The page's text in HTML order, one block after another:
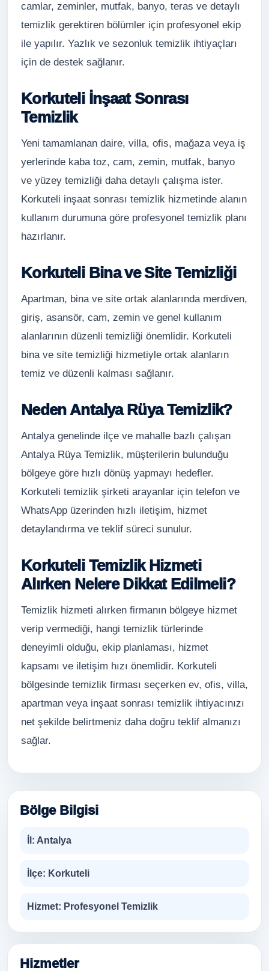
camlar, zeminler, mutfak, banyo, teras ve detaylı
temizlik gerektiren bölümler için profesyonel ekip
ile yapılır. Yazlık ve sezonluk temizlik ihtiyaçları
için de destek sağlanır.
Korkuteli İnşaat Sonrası
Temizlik
Yeni tamamlanan daire, villa, ofis, mağaza veya iş
yerlerinde kaba toz, cam, zemin, mutfak, banyo
ve yüzey temizliği daha detaylı çalışma ister.
Korkuteli inşaat sonrası temizlik hizmetinde alanın
kullanım durumuna göre profesyonel temizlik planı
hazırlanır.
Korkuteli Bina ve Site Temizliği
Apartman, bina ve site ortak alanlarında merdiven,
giriş, asansör, cam, zemin ve genel kullanım
alanlarının düzenli temizliği önemlidir. Korkuteli
bina ve site temizliği hizmetiyle ortak alanların
temiz ve düzenli kalması sağlanır.
Neden Antalya Rüya Temizlik?
Antalya genelinde ilçe ve mahalle bazlı çalışan
Antalya Rüya Temizlik, müşterilerin bulunduğu
bölgeye göre hızlı dönüş yapmayı hedefler.
Korkuteli temizlik şirketi arayanlar için telefon ve
WhatsApp üzerinden hızlı iletişim, hizmet
detaylandırma ve teklif süreci sunulur.
Korkuteli Temizlik Hizmeti
Alırken Nelere Dikkat Edilmeli?
Temizlik hizmeti alırken firmanın bölgeye hizmet
verip vermediği, hangi temizlik türlerinde
deneyimli olduğu, ekip planlaması, hizmet
kapsamı ve iletişim hızı önemlidir. Korkuteli
bölgesinde temizlik firması seçerken ev, ofis, villa,
apartman veya inşaat sonrası temizlik ihtiyacınızı
net şekilde belirtmeniz daha doğru teklif almanızı
sağlar.
Bölge Bilgisi
İl: Antalya
İlçe: Korkuteli
Hizmet: Profesyonel Temizlik
Hizmetler